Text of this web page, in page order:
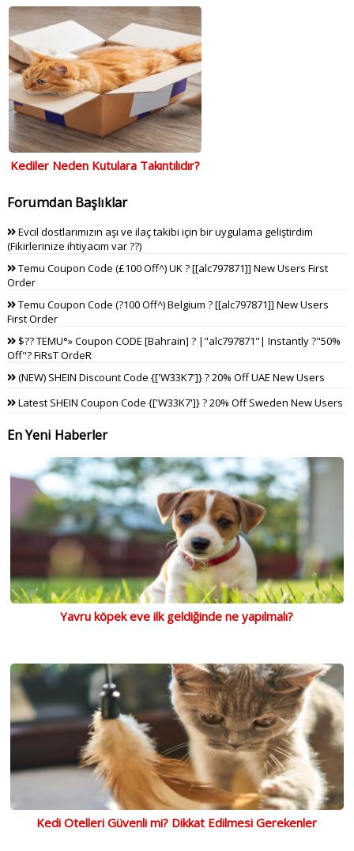
Kediler Neden Kutulara Takıntılıdır?
Forumdan Başlıklar
Evcil dostlarımızın aşı ve ilaç takibi için bir uygulama geliştirdim
(Fikirlerinize ihtiyacım var ??)
Temu Coupon Code (£100 Off^) UK ? [[alc797871]] New Users First
Order
Temu Coupon Code (?100 Off^) Belgium ? [[alc797871]] New Users
First Order
$?? TEMU°» Coupon CODE [Bahrain] ? |"alc797871"| Instantly ?"50%
Off"? FiRsT OrdeR
(NEW) SHEIN Discount Code {['W33K7']} ? 20% Off UAE New Users
Latest SHEIN Coupon Code {['W33K7']} ? 20% Off Sweden New Users
En Yeni Haberler
Yavru köpek eve ilk geldiğinde ne yapılmalı?
Kedi Otelleri Güvenli mi? Dikkat Edilmesi Gerekenler